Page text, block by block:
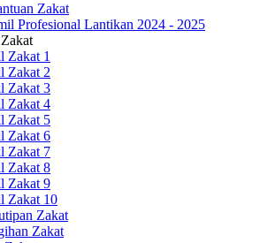
Zakat
Profesional Lantikan 2024 - 2025
Zakat 1
Zakat 2
Zakat 3
Zakat 4
Zakat 5
Zakat 6
Zakat 7
Zakat 8
Zakat 9
Zakat 10
Zakat
Zakat